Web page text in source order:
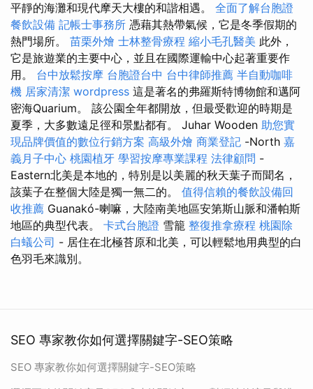
平靜的海灘和現代摩天大樓的和諧相遇。 全面了解台胞證
餐飲設備 記帳士事務所 憑藉其熱帶氣候，它是冬季假期的
熱門場所。 苗栗外燴 士林整骨療程 縮小毛孔醫美 此外，
它是旅遊業的主要中心，並且在國際運輸中心起著重要作
用。 台中放鬆按摩 台胞證台中 台中律師推薦 半自動咖啡
機 居家清潔 wordpress 這是著名的弗羅斯特博物館和邁阿
密海Quarium。 該公園全年都開放，但最受歡迎的時期是
夏季，大多數遠足徑和景點都有。 Juhar Wooden 助您實
現品牌價值的數位行銷方案 高級外燴 商業登記 -North 嘉
義月子中心 桃園植牙 學習按摩專業課程 法律顧問 -
Eastern北美是本地的，特別是以美麗的秋天葉子而聞名，
該葉子在整個大陸是獨一無二的。 值得信賴的餐飲設備回
收推薦 Guanakó-喇嘛，大陸南美地區安第斯山脈和潘帕斯
地區的典型代表。 卡式台胞證 雪籠 整復推拿療程 桃園除
白蟻公司 - 居住在北極苔原和北美，可以輕鬆地用典型的白
色羽毛來識別。
SEO 專家教你如何選擇關鍵字-SEO策略
SEO 專家教你如何選擇關鍵字-SEO策略